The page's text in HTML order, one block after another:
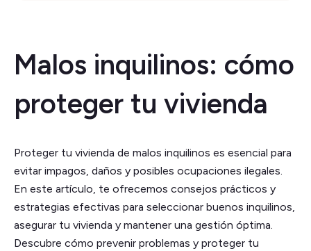
Malos inquilinos: cómo
proteger tu vivienda
Proteger tu vivienda de malos inquilinos es esencial para
evitar impagos, daños y posibles ocupaciones ilegales.
En este artículo, te ofrecemos consejos prácticos y
estrategias efectivas para seleccionar buenos inquilinos,
asegurar tu vivienda y mantener una gestión óptima.
Descubre cómo prevenir problemas y proteger tu